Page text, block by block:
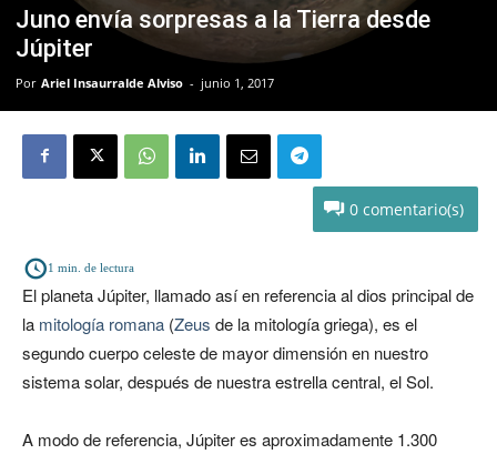
Juno envía sorpresas a la Tierra desde
Júpiter
Por Ariel Insaurralde Alviso - junio 1, 2017
0
1 min. de lectura
El planeta Júpiter, llamado así en referencia al dios principal de
la mitología romana (Zeus de la mitología griega), es el
segundo cuerpo celeste de mayor dimensión en nuestro
sistema solar, después de nuestra estrella central, el Sol.
A modo de referencia, Júpiter es aproximadamente 1.300